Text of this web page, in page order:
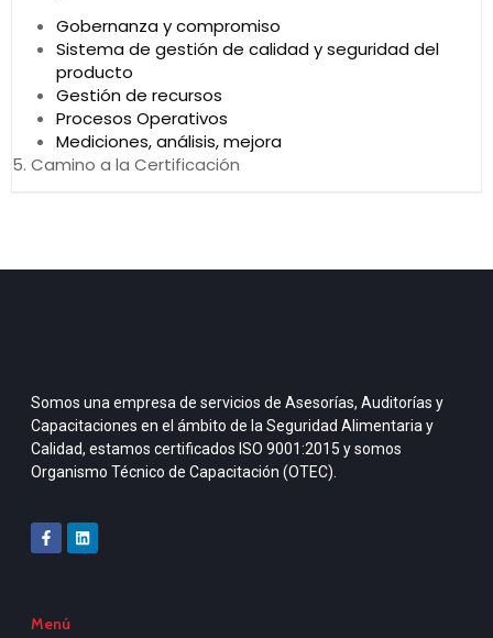
Gobernanza y compromiso
Sistema de gestión de calidad y seguridad del
producto
Gestión de recursos
Procesos Operativos
Mediciones, análisis, mejora
5. Camino a la Certificación
Somos una empresa de servicios de Asesorías, Auditorías y
Capacitaciones en el ámbito de la Seguridad Alimentaria y
Calidad, estamos certificados ISO 9001:2015 y somos
Organismo Técnico de Capacitación (OTEC).
Menú